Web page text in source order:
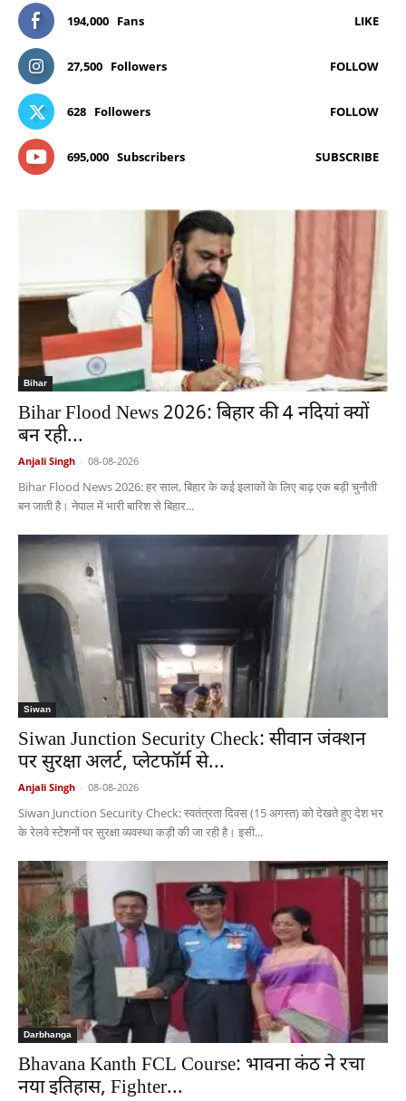
194,000 Fans LIKE
27,500 Followers FOLLOW
628 Followers FOLLOW
695,000 Subscribers SUBSCRIBE
Bihar
Bihar Flood News 2026: बिहार की 4 नदियां क्यों
बन रही...
Anjali Singh - 08-08-2026
Bihar Flood News 2026: हर साल, बिहार के कई इलाकों के लिए बाढ़ एक बड़ी चुनौती
बन जाती है। नेपाल में भारी बारिश से बिहार...
Siwan
Siwan Junction Security Check: सीवान जंक्शन
पर सुरक्षा अलर्ट, प्लेटफॉर्म से...
Anjali Singh - 08-08-2026
Siwan Junction Security Check: स्वतंत्रता दिवस (15 अगस्त) को देखते हुए देश भर
के रेलवे स्टेशनों पर सुरक्षा व्यवस्था कड़ी की जा रही है। इसी...
Darbhanga
Bhavana Kanth FCL Course: भावना कंठ ने रचा
नया इतिहास, Fighter...